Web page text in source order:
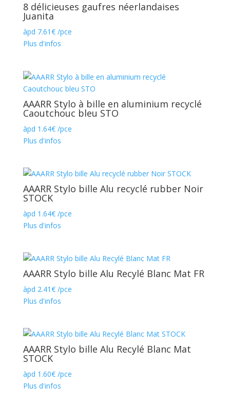
8 délicieuses gaufres néerlandaises
Juanita
àpd 7.61€/pce
Plus d'infos
AAARR Stylo à bille en aluminium recyclé
Caoutchouc bleu STO
àpd 1.64€/pce
Plus d'infos
AAARR Stylo bille Alu recyclé rubber Noir
STOCK
àpd 1.64€/pce
Plus d'infos
AAARR Stylo bille Alu Recylé Blanc Mat FR
àpd 2.41€/pce
Plus d'infos
AAARR Stylo bille Alu Recylé Blanc Mat
STOCK
àpd 1.60€/pce
Plus d'infos